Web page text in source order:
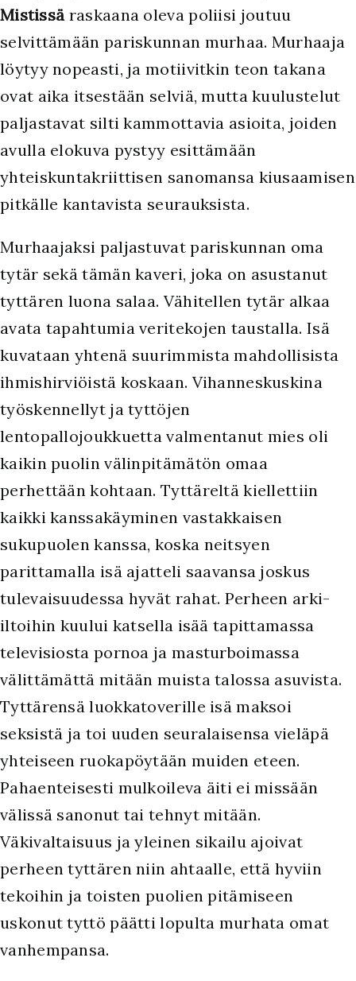
Mistissä raskaana oleva poliisi joutuu
selvittämään pariskunnan murhaa. Murhaaja
löytyy nopeasti, ja motiivitkin teon takana
ovat aika itsestään selviä, mutta kuulustelut
paljastavat silti kammottavia asioita, joiden
avulla elokuva pystyy esittämään
yhteiskuntakriittisen sanomansa kiusaamisen
pitkälle kantavista seurauksista.
Murhaajaksi paljastuvat pariskunnan oma
tytär sekä tämän kaveri, joka on asustanut
tyttären luona salaa. Vähitellen tytär alkaa
avata tapahtumia veritekojen taustalla. Isä
kuvataan yhtenä suurimmista mahdollisista
ihmishirviöistä koskaan. Vihanneskuskina
työskennellyt ja tyttöjen
lentopallojoukkuetta valmentanut mies oli
kaikin puolin välinpitämätön omaa
perhettään kohtaan. Tyttäreltä kiellettiin
kaikki kanssakäyminen vastakkaisen
sukupuolen kanssa, koska neitsyen
parittamalla isä ajatteli saavansa joskus
tulevaisuudessa hyvät rahat. Perheen arki-
iltoihin kuului katsella isää tapittamassa
televisiosta pornoa ja masturboimassa
välittämättä mitään muista talossa asuvista.
Tyttärensä luokkatoverille isä maksoi
seksistä ja toi uuden seuralaisensa vieläpä
yhteiseen ruokapöytään muiden eteen.
Pahaenteisesti mulkoileva äiti ei missään
välissä sanonut tai tehnyt mitään.
Väkivaltaisuus ja yleinen sikailu ajoivat
perheen tyttären niin ahtaalle, että hyviin
tekoihin ja toisten puolien pitämiseen
uskonut tyttö päätti lopulta murhata omat
vanhempansa.